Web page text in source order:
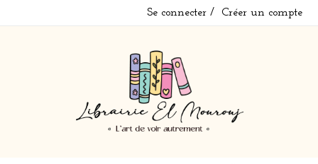
Se connecter Créer un compte